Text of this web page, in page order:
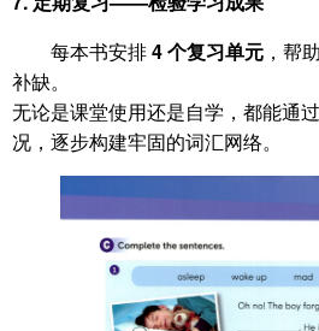
每本书安排4 个复习单元 ，帮
补缺。
无论是课堂使用还是自学，都能通
况，逐步构建牢固的词汇网络。